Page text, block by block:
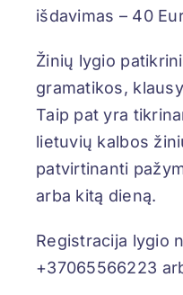
išdavimas – 40
Žinių lygio
gramatikos,
Taip pat yra
lietuvių kalbos
patvirtinanti
arba kitą dieną.
Registracija lygio
+37065566223